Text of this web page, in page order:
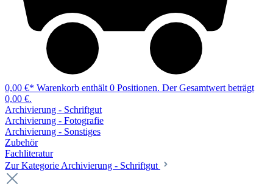
0,00 €* Warenkorb enthält 0 Positionen. Der Gesamtwert beträgt
0,00 €.
Archivierung - Schriftgut
Archivierung - Fotografie
Archivierung - Sonstiges
Zubehör
Fachliteratur
Zur Kategorie Archivierung - Schriftgut